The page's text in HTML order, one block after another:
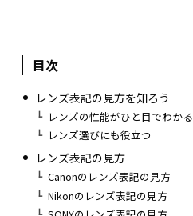
目次
レンズ表記の見方を知ろう
レンズの性能がひと目でわかる
レンズ選びにも役立つ
レンズ表記の見方
Canonのレンズ表記の見方
Nikonのレンズ表記の見方